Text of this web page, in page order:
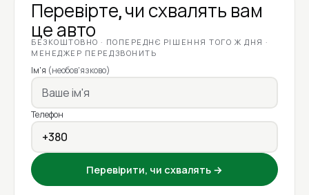
Перевірте, чи схвалять вам
це авто
БЕЗКОШТОВНО · ПОПЕРЕДНЄ РІШЕННЯ ТОГО Ж ДНЯ ·
МЕНЕДЖЕР ПЕРЕДЗВОНИТЬ
Ім'я (необов'язково)
Телефон
Перевірити, чи схвалять →